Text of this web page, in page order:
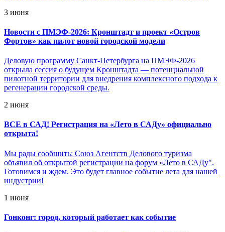
3 июня
Новости с ПМЭФ-2026: Кронштадт и проект «Остров
Фортов» как пилот новой городской модели
Деловую программу Санкт-Петербурга на ПМЭФ-2026
открыла сессия о будущем Кронштадта — потенциальной
пилотной территории для внедрения комплексного подхода к
регенерации городской среды.
2 июня
ВСЕ в САД! Регистрация на «Лето в САДу» официально
открыта!
Мы рады сообщить: Союз Агентств Делового туризма
объявил об открытой регистрации на форум «Лето в САДу".
Готовимся и ждем. Это будет главное событие лета для нашей
индустрии!
1 июня
Гонконг: город, который работает как событие